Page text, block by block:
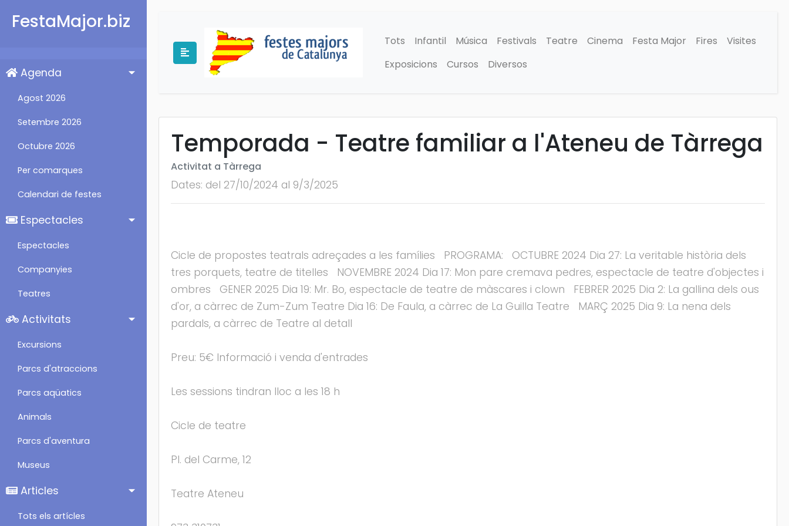
FestaMajor.biz
Agenda
Agost 2026
Setembre 2026
Octubre 2026
Per comarques
Calendari de festes
Espectacles
Espectacles
Companyies
Teatres
Activitats
Excursions
Parcs d'atraccions
Parcs aqüatics
Animals
Parcs d'aventura
Museus
Articles
Tots els artícles
Tots Infantil Música Festivals Teatre Cinema Festa Major Fires
Visites
Exposicions
Cursos Diversos
Temporada - Teatre familiar a l'Ateneu de Tàrrega
Activitat a Tàrrega
Dates: del 27/10/2024 al 9/3/2025
Cicle de propostes teatrals adreçades a les famílies PROGRAMA: OCTUBRE 2024 Dia 27: La veritable història dels
tres porquets, teatre de titelles NOVEMBRE 2024 Dia 17: Mon pare cremava pedres, espectacle de teatre d'objectes i
ombres GENER 2025 Dia 19: Mr. Bo, espectacle de teatre de màscares i clown FEBRER 2025 Dia 2: La gallina dels ous
d'or, a càrrec de Zum-Zum Teatre Dia 16: De Faula, a càrrec de La Guilla Teatre MARÇ 2025 Dia 9: La nena dels
pardals, a càrrec de Teatre al detall
Preu: 5€ Informació i venda d'entrades
Les sessions tindran lloc a les 18 h
Cicle de teatre
Pl. del Carme, 12
Teatre Ateneu